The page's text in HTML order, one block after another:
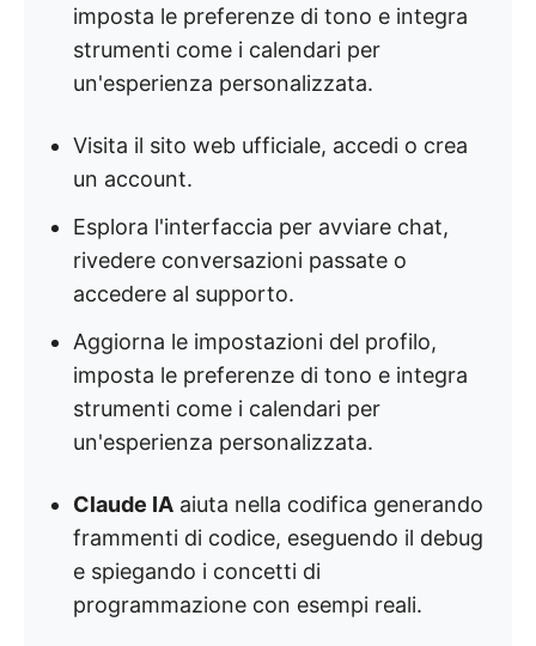
imposta le preferenze di tono e integra
strumenti come i calendari per
un'esperienza personalizzata.
Visita il sito web ufficiale, accedi o crea
un account.
Esplora l'interfaccia per avviare chat,
rivedere conversazioni passate o
accedere al supporto.
Aggiorna le impostazioni del profilo,
imposta le preferenze di tono e integra
strumenti come i calendari per
un'esperienza personalizzata.
Claude IA aiuta nella codifica generando
frammenti di codice, eseguendo il debug
e spiegando i concetti di
programmazione con esempi reali.